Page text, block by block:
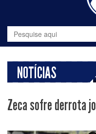
NOTÍCIAS
Zeca sofre derrota